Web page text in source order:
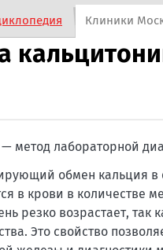
Клиники
метод лабораторной
обмен кальция
в крови в количестве
резко возрастает, так
Это свойство